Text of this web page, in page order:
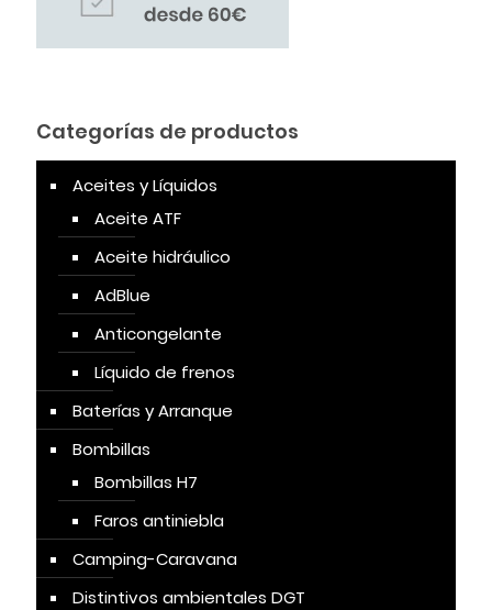
Categorías de productos
Aceites y Líquidos
Aceite ATF
Aceite hidráulico
AdBlue
Anticongelante
Líquido de frenos
Baterías y Arranque
Bombillas
Bombillas H7
Faros antiniebla
Camping-Caravana
Distintivos ambientales DGT